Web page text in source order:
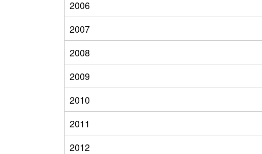
2006
2007
2008
2009
2010
2011
2012